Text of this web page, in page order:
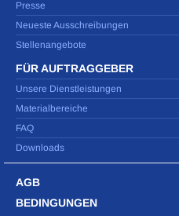
Presse
Neueste Ausschreibungen
Stellenangebote
FÜR AUFTRAGGEBER
Unsere Dienstleistungen
Materialbereiche
FAQ
Downloads
AGB
BEDINGUNGEN